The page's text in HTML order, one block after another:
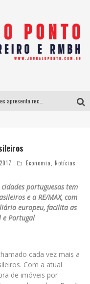
Economia Notícias
portuguesas tem
e a RE/MAX, com
europeu, facilita as
e Portugal
cada vez mais a
Com a atual
de imóveis por